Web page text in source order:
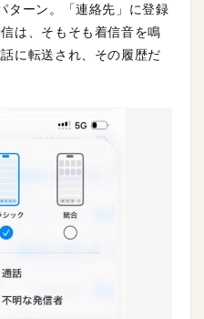
ターン。「連絡先」に登録
は、そもそも着信音を鳴
に転送され、その履歴だ